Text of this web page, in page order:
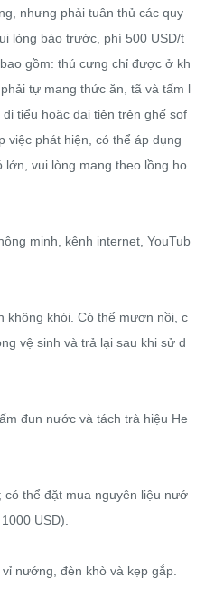
nhưng phải tuân thủ các quy
lòng báo trước, phí 500 USD/t
gồm: thú cưng chỉ được ở kh
tự mang thức ăn, tã và tấm l
tiểu hoặc đại tiện trên ghế sof
việc phát hiện, có thể áp dụng
vui lòng mang theo lồng ho
minh, kênh internet, YouTub
không khói. Có thể mượn nồi, c
vệ sinh và trả lại sau khi sử d
đun nước và tách trà hiệu He
thể đặt mua nguyên liệu nướ
USD).
nướng, đèn khò và kẹp gắp.